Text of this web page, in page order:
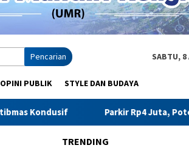
Pencarian SABTU, 8
OPINI PUBLIK STYLE DAN BUDAYA
Parkir Rp4 Juta, Potensi Rp200 Juta: PAD
TRENDING